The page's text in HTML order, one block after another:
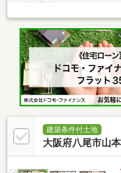
（別途費用）
建築条件付土地
大阪府八尾市山